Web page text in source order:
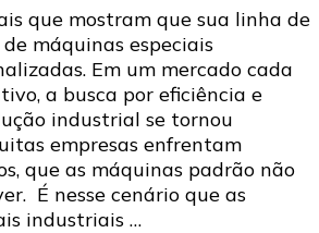
que mostram que sua linha de
máquinas especiais
Em um mercado cada
a busca por eficiência e
industrial se tornou
empresas enfrentam
que as máquinas padrão não
É nesse cenário que as
industriais …